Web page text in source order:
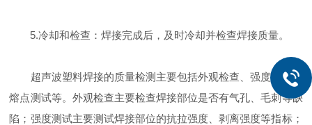
5.冷却和检查：焊接完成后，及时冷却并检查焊接质量。
超声波塑料焊接的质量检测主要包括外观检查、强度测试和
熔点测试等。外观检查主要检查焊接部位是否有气孔、毛刺等缺
陷；强度测试主要测试焊接部位的抗拉强度、剥离强度等指标；